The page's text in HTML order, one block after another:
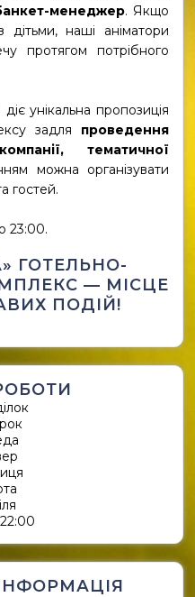
менеджер. Якщо
наші аніматори
протягом потрібного
унікальна пропозиція
задля проведення
тематичної
можна організувати
гостей.
23:00.
ГОТЕЛЬНО-
— МІСЦЕ
ПОДІЙ!